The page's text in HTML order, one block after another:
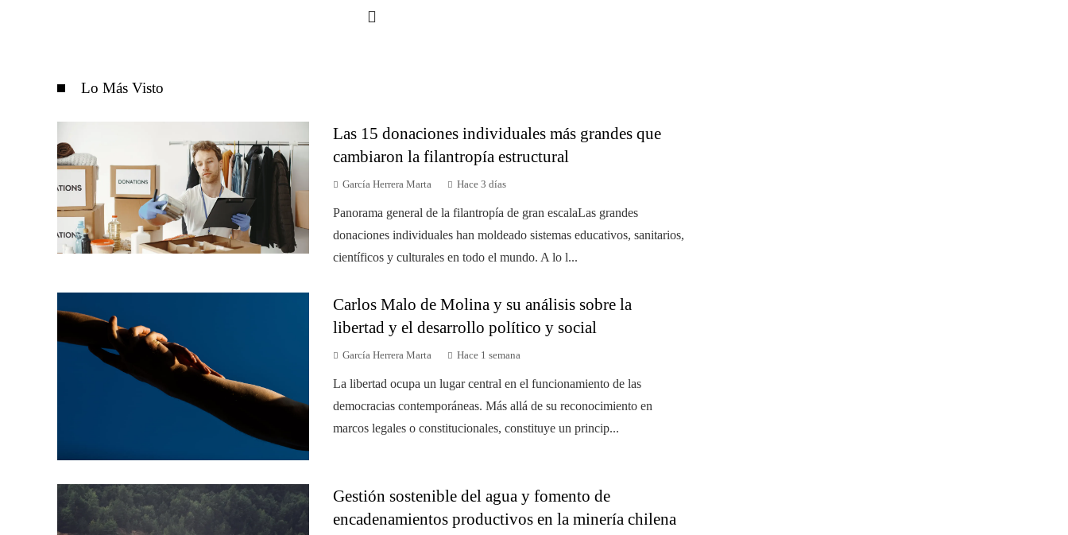
Lo Más Visto
Las 15 donaciones individuales más grandes que
cambiaron la filantropía estructural
García Herrera Marta Hace 3 días
Panorama general de la filantropía de gran escalaLas grandes
donaciones individuales han moldeado sistemas educativos, sanitarios,
científicos y culturales en todo el mundo. A lo l...
Carlos Malo de Molina y su análisis sobre la
libertad y el desarrollo político y social
García Herrera Marta Hace 1 semana
La libertad ocupa un lugar central en el funcionamiento de las
democracias contemporáneas. Más allá de su reconocimiento en
marcos legales o constitucionales, constituye un princip...
Gestión sostenible del agua y fomento de
encadenamientos productivos en la minería chilena